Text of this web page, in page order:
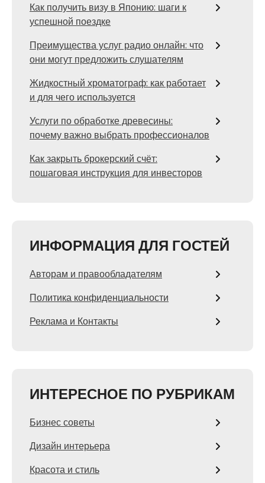
Как получить визу в Японию: шаги к
успешной поездке
Преимущества услуг радио онлайн: что
они могут предложить слушателям
Жидкостный хроматограф: как работает
и для чего используется
Услуги по обработке древесины:
почему важно выбрать профессионалов
Как закрыть брокерский счёт:
пошаговая инструкция для инвесторов
ИНФОРМАЦИЯ ДЛЯ ГОСТЕЙ
Авторам и правообладателям
Политика конфиденциальности
Реклама и Контакты
ИНТЕРЕСНОЕ ПО РУБРИКАМ
Бизнес советы
Дизайн интерьера
Красота и стиль